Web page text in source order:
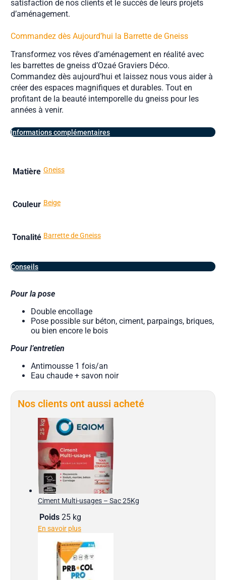
satisfaction de nos clients et le succès de leurs projets
d’aménagement.
Commandez dès Aujourd’hui la Barrette de Gneiss
Transformez vos rêves d’aménagement en réalité avec
les barrettes de gneiss d’Ozaé Graviers Déco.
Commandez dès aujourd’hui et laissez nous vous aider à
créer des espaces magnifiques et durables. Tout en
profitant de la beauté intemporelle du gneiss pour les
années à venir.
Informations complémentaires
Matière Gneiss
Couleur Beige
Tonalité Barrette de Gneiss
Conseils
Pour la pose
Double encollage
Pose possible sur béton, ciment, parpaings, briques,
ou bien encore le bois
Pour l’entretien
Antimousse 1 fois/an
Eau chaude + savon noir
Nos clients ont aussi acheté
Ciment Multi-usages – Sac 25Kg
Poids 25 kg
En savoir plus